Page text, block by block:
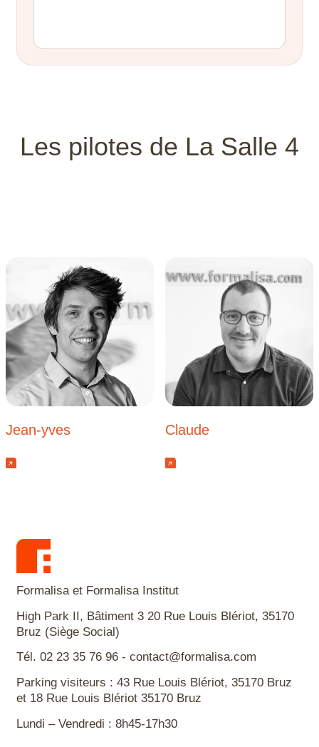
Les pilotes de La Salle 4
Jean-yves Claude
Formalisa et Formalisa Institut
High Park II, Bâtiment 3 20 Rue Louis Blériot, 35170
Bruz (Siège Social)
Tél. 02 23 35 76 96 - contact@formalisa.com
Parking visiteurs : 43 Rue Louis Blériot, 35170 Bruz
et 18 Rue Louis Blériot 35170 Bruz
Lundi – Vendredi : 8h45-17h30